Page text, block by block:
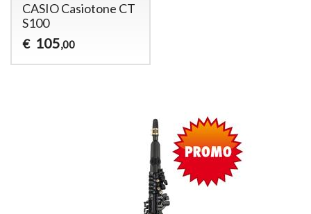
CASIO Casiotone CT
S100
€ 105,00